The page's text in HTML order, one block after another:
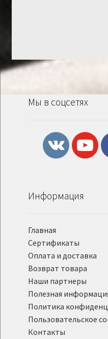
Мы в соцсетях
Информация
Главная
Сертификаты
Оплата и доставка
Возврат товара
Наши партнеры
Полезная
Политика
Пользовательское
Контакты